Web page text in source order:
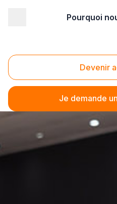
Pourquoi
Devenir
Je demande